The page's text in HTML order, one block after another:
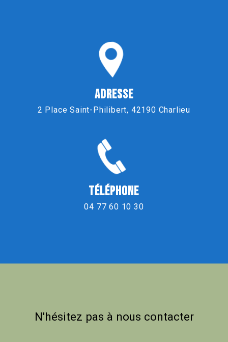
ADRESSE
2 Place Saint-Philibert, 42190 Charlieu
TÉLÉPHONE
04 77 60 10 30
N'hésitez pas à nous contacter